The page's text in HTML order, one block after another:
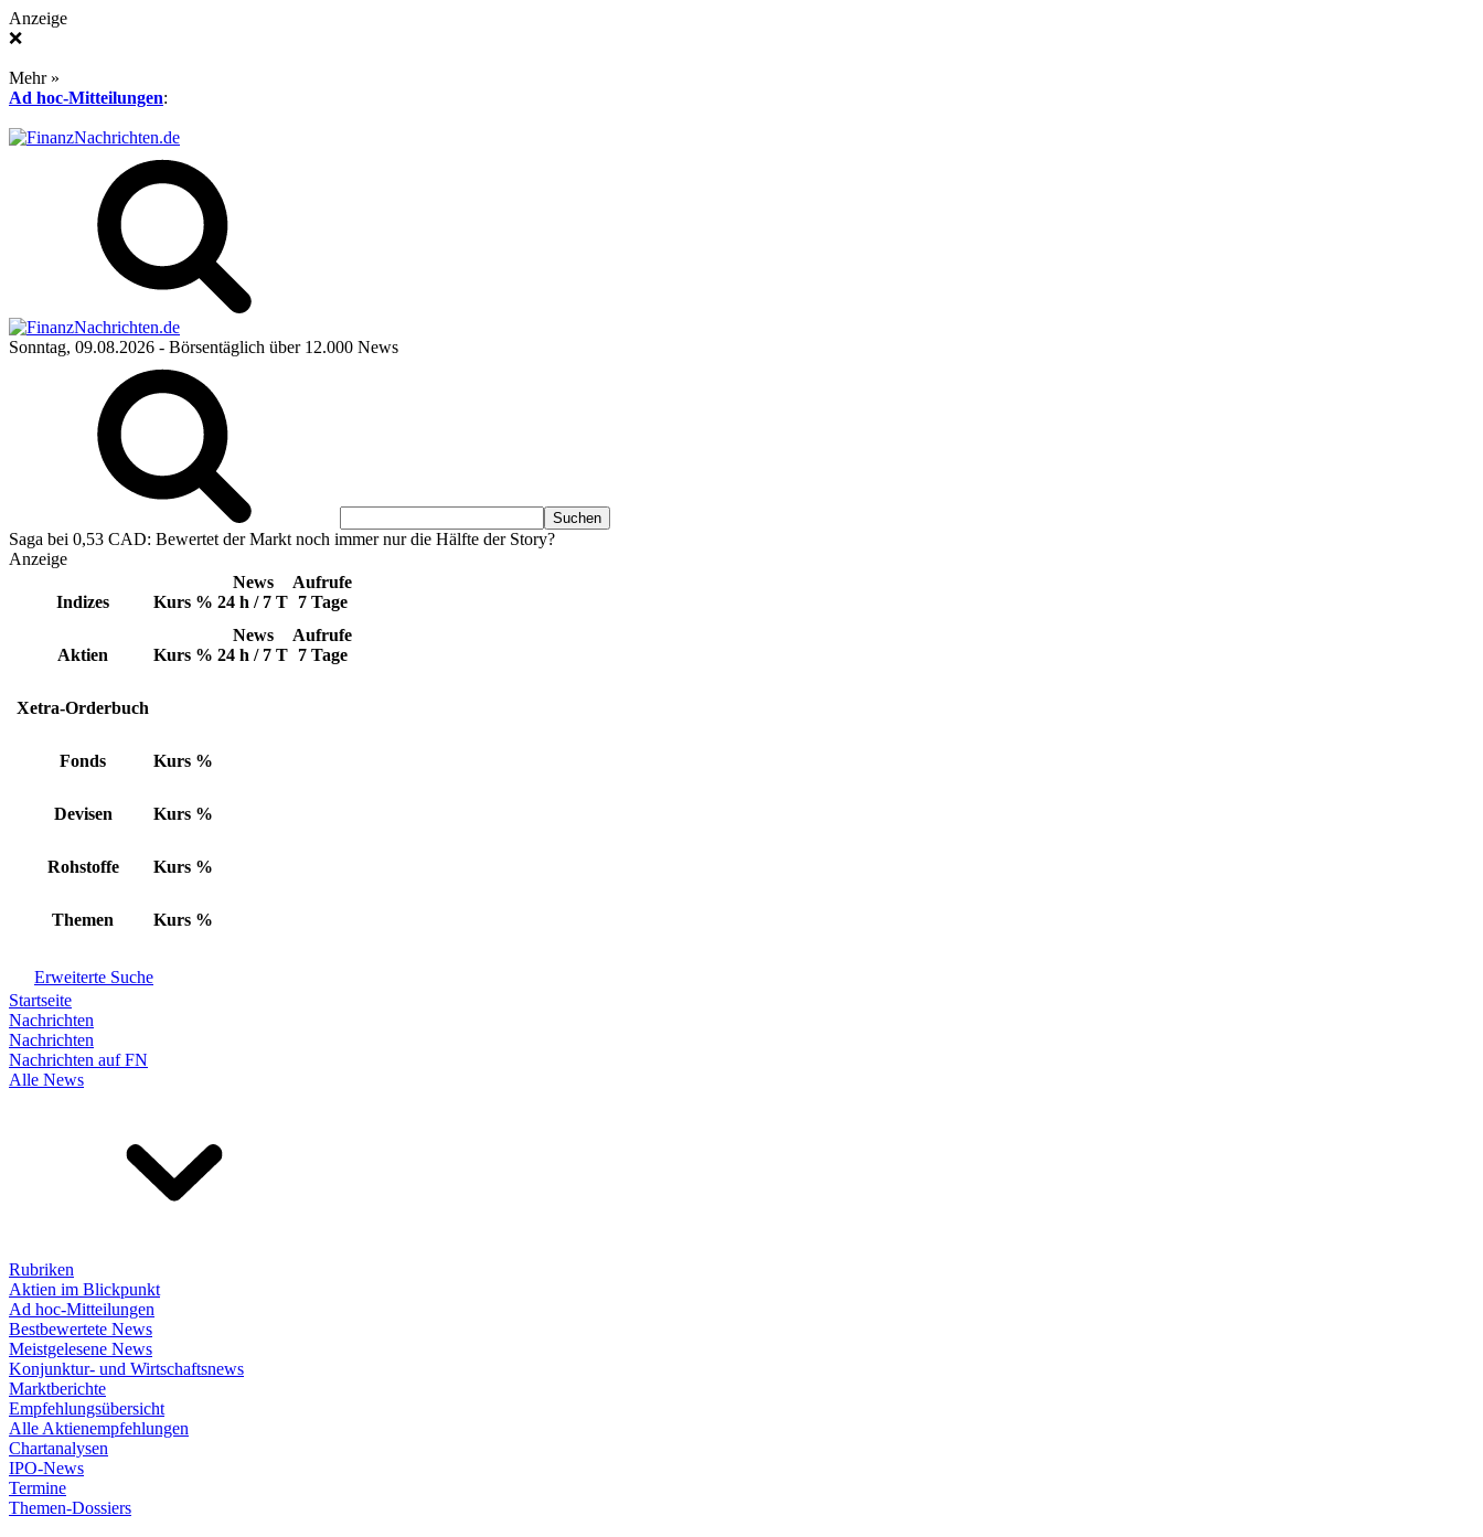
Anzeige
❌
Mehr »
Ad hoc-Mitteilungen:
Sonntag, 09.08.2026 - Börsentäglich über 12.000 News
Saga bei 0,53 CAD: Bewertet der Markt noch immer nur die Hälfte der Story?
Anzeige
Indizes Kurs %
News
24 h / 7 T
Aufrufe
7 Tage
Aktien Kurs %
News
24 h / 7 T
Aufrufe
7 Tage
Xetra-Orderbuch
Fonds Kurs %
Devisen Kurs %
Rohstoffe Kurs %
Themen Kurs %
Erweiterte Suche
Startseite
Nachrichten
Nachrichten
Nachrichten auf FN
Alle News
Rubriken
Aktien im Blickpunkt
Ad hoc-Mitteilungen
Bestbewertete News
Meistgelesene News
Konjunktur- und Wirtschaftsnews
Marktberichte
Empfehlungsübersicht
Alle Aktienempfehlungen
Chartanalysen
IPO-News
Termine
Themen-Dossiers